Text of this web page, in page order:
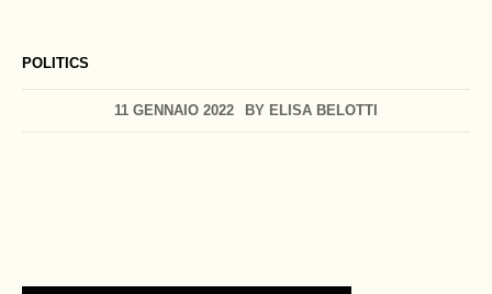
POLITICS
11 GENNAIO 2022 BY ELISA BELOTTI